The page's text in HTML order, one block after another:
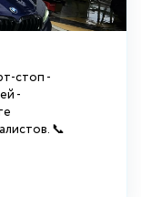
стоп -
-
📞